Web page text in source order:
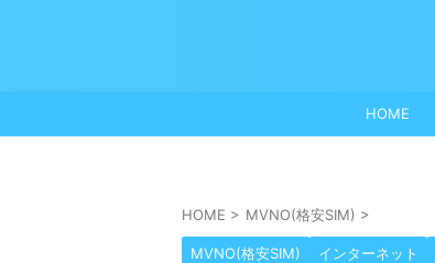
HOME
HOME > MVNO(格安SIM) >
MVNO(格安SIM) インターネット